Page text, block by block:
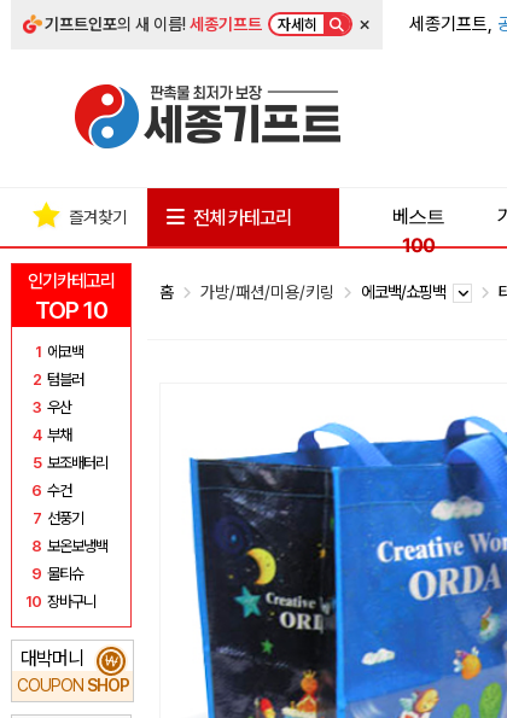
기프트인포의 새 이름!세종기프트 자세히 × 세종기프트,
인기카테고리
TOP 10
1 에코백
2 텀블러
3 우산
4 부채
5 보조배터리
6 수건
7 선풍기
8 보온보냉백
9 물티슈
10 장바구니
대박머니
COUPON SHOP
₩
즐겨찾기 전체 카테고리
베스트
100
홈 가방/패션/미용/키링 에코백/쇼핑백